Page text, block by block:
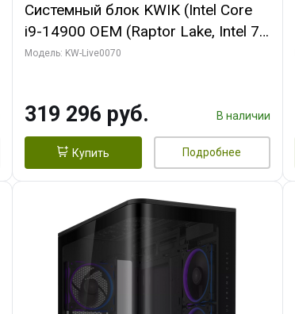
Системный блок KWIK (Intel Core
i9-14900 OEM (Raptor Lake, Intel 7,
C24 16EC/8PC// 64 ГБ ОЗУ (2
GDDR7 256bit/ 960 ГБ SSD)
Модель: KW-Live0070
319 296 руб. В наличии
Купить Подробнее